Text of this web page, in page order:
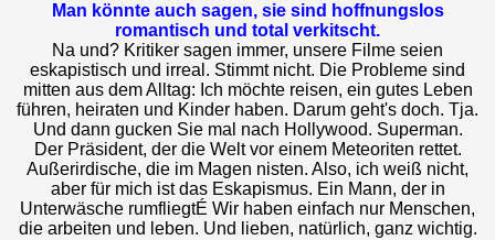
Man könnte auch sagen, sie sind hoffnungslos
romantisch und total verkitscht.
Na und? Kritiker sagen immer, unsere Filme seien
eskapistisch und irreal. Stimmt nicht. Die Probleme sind
mitten aus dem Alltag: Ich möchte reisen, ein gutes Leben
führen, heiraten und Kinder haben. Darum geht's doch. Tja.
Und dann gucken Sie mal nach Hollywood. Superman.
Der Präsident, der die Welt vor einem Meteoriten rettet.
Außerirdische, die im Magen nisten. Also, ich weiß nicht,
aber für mich ist das Eskapismus. Ein Mann, der in
Unterwäsche rumfliegtÉ Wir haben einfach nur Menschen,
die arbeiten und leben. Und lieben, natürlich, ganz wichtig.